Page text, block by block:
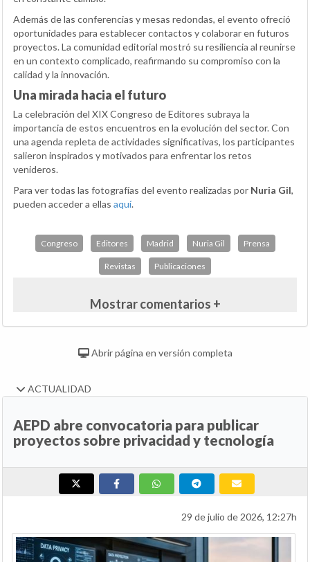
Además de las conferencias y mesas redondas, el evento ofreció
oportunidades para establecer contactos y colaborar en futuros
proyectos. La comunidad editorial mostró su resiliencia al reunirse
en un contexto complicado, reafirmando su compromiso con la
calidad y la innovación.
Una mirada hacia el futuro
La celebración del XIX Congreso de Editores subraya la
importancia de estos encuentros en la evolución del sector. Con
una agenda repleta de actividades significativas, los participantes
salieron inspirados y motivados para enfrentar los retos
venideros.
Para ver todas las fotografías del evento realizadas por Nuria Gil,
pueden acceder a ellas aquí.
Congreso Editores Madrid Nuria Gil Prensa
Revistas Publicaciones
Mostrar comentarios +
Abrir página en versión completa
ACTUALIDAD
AEPD abre convocatoria para publicar
proyectos sobre privacidad y tecnología
29 de julio de 2026, 12:27h